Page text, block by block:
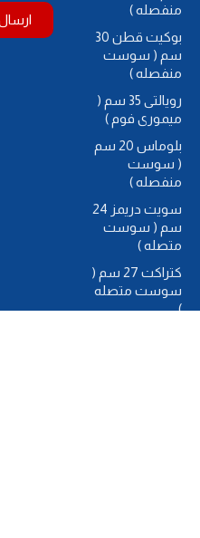
منفصله )
بوكيت قطن 30
سم ( سوست
منفصله )
رويالتى 35 سم (
ميمورى فوم )
بلوماس 20 سم
( سوست
منفصله )
سويت دريمز 24
سم ( سوست
متصله )
كتراكت 27 سم (
سوست متصله
)